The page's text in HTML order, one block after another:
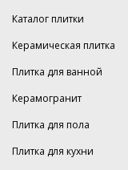
Каталог плитки
Керамическая плитка
Плитка для ванной
Керамогранит
Плитка для пола
Плитка для кухни